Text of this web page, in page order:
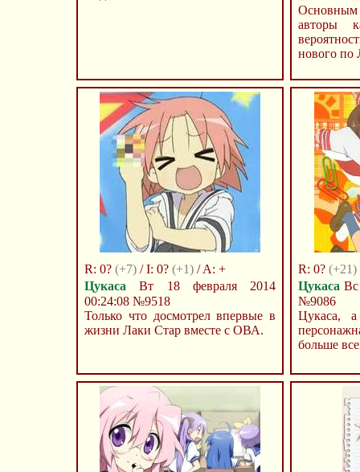
авторы
нового по
R: 0? (+7) / I: 0? (+1) / A: +
Цукаса Вт 18 февраля 2014
00:24:08 №9518
Только что досмотрел впервые в
жизни Лаки Стар вместе с ОВА.
R: 0? (+21)
Цукаса
№9086
Цукаса,
больше